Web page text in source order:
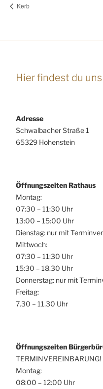
Kerb
Hier findest du uns
Adresse
Schwalbacher Straße 1
65329 Hohenstein
Öffnungszeiten Rathaus
Montag:
07:30 – 11:30 Uhr
13:00 – 15:00 Uhr
Dienstag: nur mit
Mittwoch:
07:30 – 11:30 Uhr
15:30 – 18.30 Uhr
Donnerstag: nur mit
Freitag:
7.30 – 11.30 Uhr
Öffnungszeiten
TERMINVEREINBARUNG!
Montag:
08:00 – 12:00 Uhr